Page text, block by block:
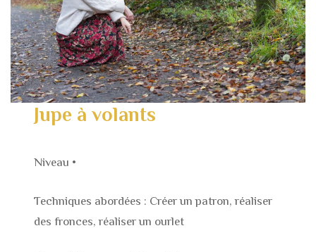
Jupe à volants
Niveau •
Techniques abordées : Créer un patron, réaliser
des fronces, réaliser un ourlet